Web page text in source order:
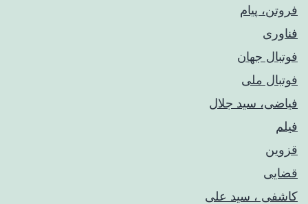
فروتن، پیام
فناوری
فوتبال جهان
فوتبال ملی
فیاضی، سید جلال
فیلم
قزوین
قضایی
کاشفی ، سید علی